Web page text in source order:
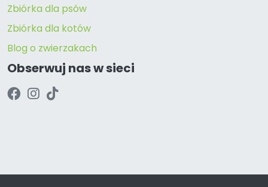
Zbiórka dla psów
Zbiórka dla kotów
Blog o zwierzakach
Obserwuj nas w sieci